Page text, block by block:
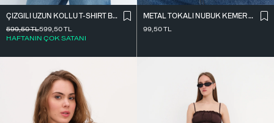
ÇIZGILI UZUN KOLLU T-SHIRT B10644
599,50TL
HAFTANIN ÇOK SATANI
599,50TL
METAL TOKALI NUBUK KEMER K2004-1
99,50TL